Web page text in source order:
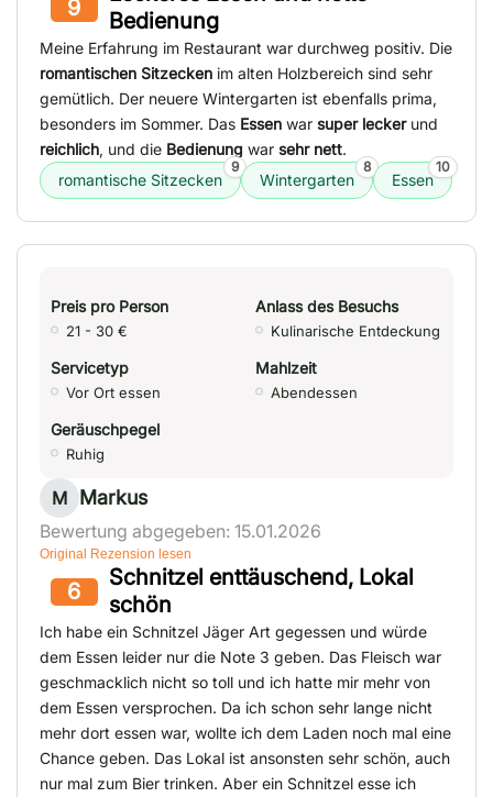
9
Bedienung
Meine Erfahrung im Restaurant war durchweg positiv. Die
romantischen Sitzecken im alten Holzbereich sind sehr
gemütlich. Der neuere Wintergarten ist ebenfalls prima,
besonders im Sommer. Das Essen war super leckerund
reichlich, und die Bedienung war sehr nett.
romantische Sitzecken
9
Wintergarten
8
Essen
10
Preis pro Person
21 - 30 €
Anlass des Besuchs
Kulinarische Entdeckung
Servicetyp
Vor Ort essen
Mahlzeit
Abendessen
Geräuschpegel
Ruhig
M Markus
Bewertung abgegeben: 15.01.2026
Original Rezension lesen
6
Schnitzel enttäuschend, Lokal
schön
Ich habe ein Schnitzel Jäger Art gegessen und würde
dem Essen leider nur die Note 3 geben. Das Fleisch war
geschmacklich nicht so toll und ich hatte mir mehr von
dem Essen versprochen. Da ich schon sehr lange nicht
mehr dort essen war, wollte ich dem Laden noch mal eine
Chance geben. Das Lokal ist ansonsten sehr schön, auch
nur mal zum Bier trinken. Aber ein Schnitzel esse ich